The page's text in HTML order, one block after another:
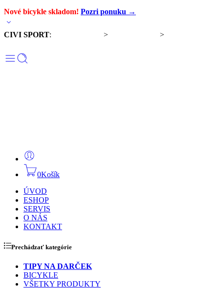
Nové bicykle skladom! Pozri ponuku →
CIVI SPORT: > >
0Košík
ÚVOD
ESHOP
SERVIS
O NÁS
KONTAKT
Prechádzať kategórie
TIPY NA DARČEK
BICYKLE
VŠETKY PRODUKTY